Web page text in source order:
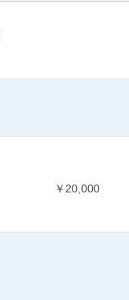
￥20,000